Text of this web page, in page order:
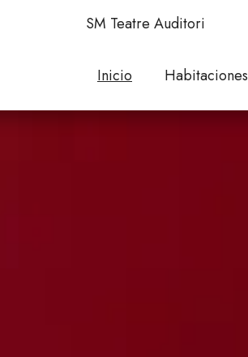
SM Teatre Auditori
Inicio
Habitaciones